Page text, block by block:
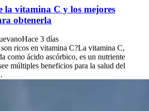
la vitamina C y los mejores
obtenerla
Hace 3 días
ricos en vitamina C?La vitamina C,
como ácido ascórbico, es un nutriente
múltiples beneficios para la salud del